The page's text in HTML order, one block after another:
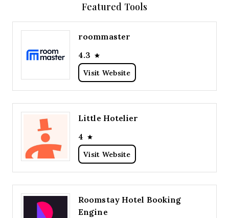
Featured Tools
roommaster
4.3
Visit Website
Little Hotelier
4
Visit Website
Roomstay Hotel Booking
Engine